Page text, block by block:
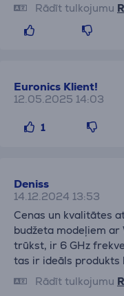
Rādīt tulkojumu
Euronics Klient!
12.05.2025 14:03
1
Deniss
14.12.2024 13:53
Cenas un kvalitātes
budžeta modeļiem ar
trūkst, ir 6 GHz
tas ir ideāls produkts
Rādīt tulkojumu